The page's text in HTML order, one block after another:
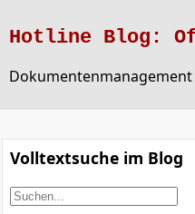
Hotline Blog:
Volltextsuche im Blog